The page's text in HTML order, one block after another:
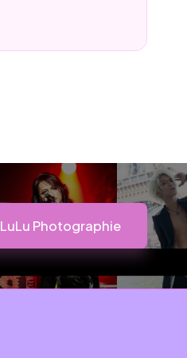
LuLu Photographie